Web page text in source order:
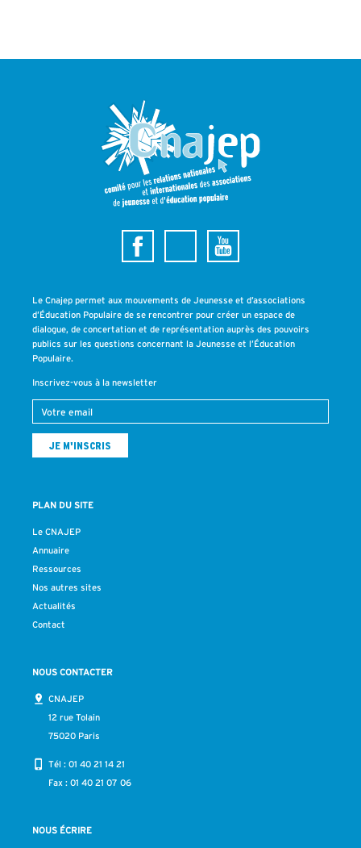
Le Cnajep permet aux mouvements de Jeunesse et d’associations
d’Éducation Populaire de se rencontrer pour créer un espace de
dialogue, de concertation et de représentation auprès des pouvoirs
publics sur les questions concernant la Jeunesse et l’Éducation
Populaire.
Inscrivez-vous à la newsletter
PLAN DU SITE
Le CNAJEP
Annuaire
Ressources
Nos autres sites
Actualités
Contact
NOUS CONTACTER
CNAJEP
12 rue Tolain
75020 Paris
Tél : 01 40 21 14 21
Fax : 01 40 21 07 06
NOUS ÉCRIRE